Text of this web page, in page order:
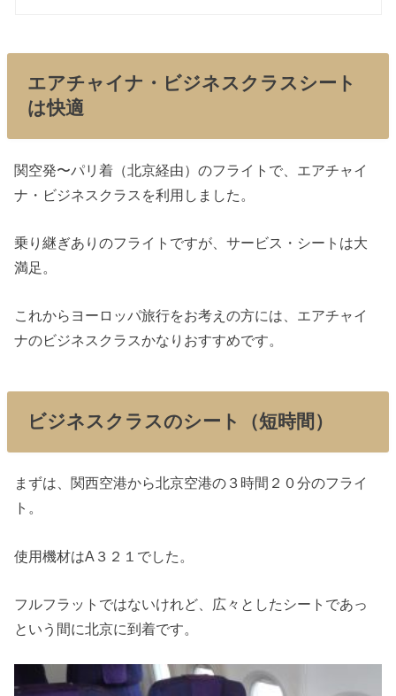
エアチャイナ・ビジネスクラスシート
は快適
関空発〜パリ着（北京経由）のフライトで、エアチャイ
ナ・ビジネスクラスを利用しました。
乗り継ぎありのフライトですが、サービス・シートは大
満足。
これからヨーロッパ旅行をお考えの方には、エアチャイ
ナのビジネスクラスかなりおすすめです。
ビジネスクラスのシート（短時間）
まずは、関西空港から北京空港の３時間２０分のフライ
ト。
使用機材はA３２１でした。
フルフラットではないけれど、広々としたシートであっ
という間に北京に到着です。